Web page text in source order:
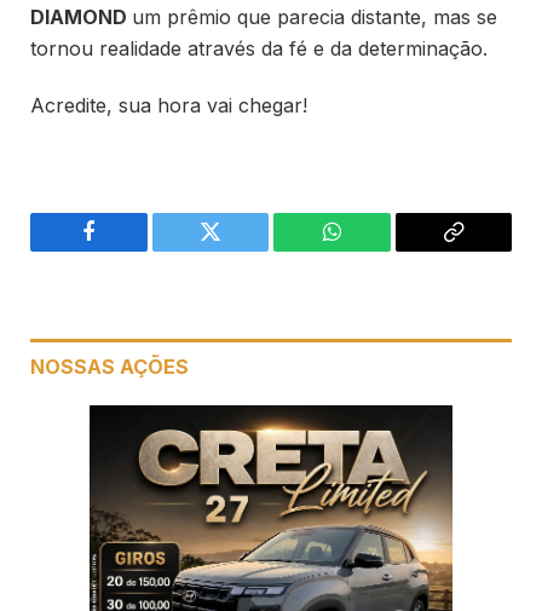
DIAMOND um prêmio que parecia distante, mas se
tornou realidade através da fé e da determinação.
Acredite, sua hora vai chegar!
Facebook Twitter WhatsApp
Copiar
NOSSAS AÇÕES